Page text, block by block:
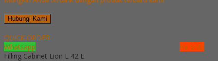
Hubungi Kami
QUICK ORDER
Whatsapp
via SMS
Filling Cabinet Lion L 42 E